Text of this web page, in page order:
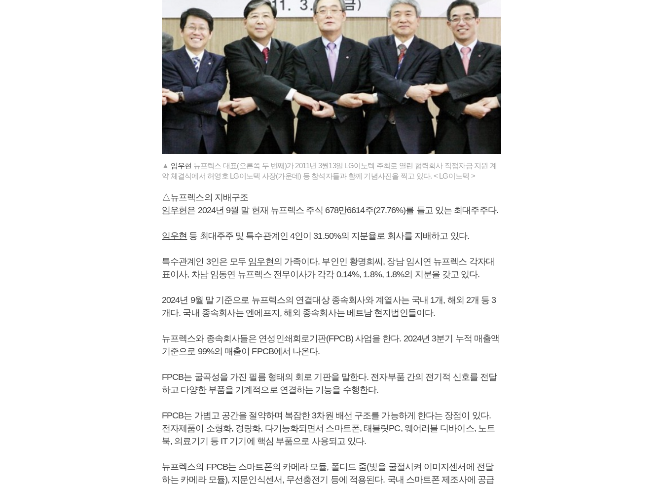
▲ 임우현 뉴프렉스 대표(오른쪽 두 번째)가 2011년 3월13일 LG이노텍 주최로 열린 협력회사 직접자금 지원 계
약 체결식에서 허영호 LG이노텍 사장(가운데) 등 참석자들과 함께 기념사진을 찍고 있다. < LG이노텍 >
△뉴프렉스의 지배구조
임우현은 2024년 9월 말 현재 뉴프렉스 주식 678만6614주(27.76%)를 들고 있는 최대주주다.
임우현 등 최대주주 및 특수관계인 4인이 31.50%의 지분율로 회사를 지배하고 있다.
특수관계인 3인은 모두 임우현의 가족이다. 부인인 황명희씨, 장남 임시연 뉴프렉스 각자대
표이사, 차남 임동연 뉴프렉스 전무이사가 각각 0.14%, 1.8%, 1.8%의 지분을 갖고 있다.
2024년 9월 말 기준으로 뉴프렉스의 연결대상 종속회사와 계열사는 국내 1개, 해외 2개 등 3
개다. 국내 종속회사는 엔에프지, 해외 종속회사는 베트남 현지법인들이다.
뉴프렉스와 종속회사들은 연성인쇄회로기판(FPCB) 사업을 한다. 2024년 3분기 누적 매출액
기준으로 99%의 매출이 FPCB에서 나온다.
FPCB는 굴곡성을 가진 필름 형태의 회로 기판을 말한다. 전자부품 간의 전기적 신호를 전달
하고 다양한 부품을 기계적으로 연결하는 기능을 수행한다.
FPCB는 가볍고 공간을 절약하며 복잡한 3차원 배선 구조를 가능하게 한다는 장점이 있다.
전자제품이 소형화, 경량화, 다기능화되면서 스마트폰, 태블릿PC, 웨어러블 디바이스, 노트
북, 의료기기 등 IT 기기에 핵심 부품으로 사용되고 있다.
뉴프렉스의 FPCB는 스마트폰의 카메라 모듈, 폴디드 줌(빛을 굴절시켜 이미지센서에 전달
하는 카메라 모듈), 지문인식센서, 무선충전기 등에 적용된다. 국내 스마트폰 제조사에 공급